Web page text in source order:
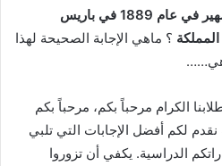
تم بناء برج ايفل الشهير في عام 1889 في باريس
؟ ماهي الإجابة الصحيحة لهذا
هي……
الكرام مرحباً بكم، مرحباً بكم
لكم أفضل الإجابات التي تلبي
الدراسية. يكفي أن تزوروا